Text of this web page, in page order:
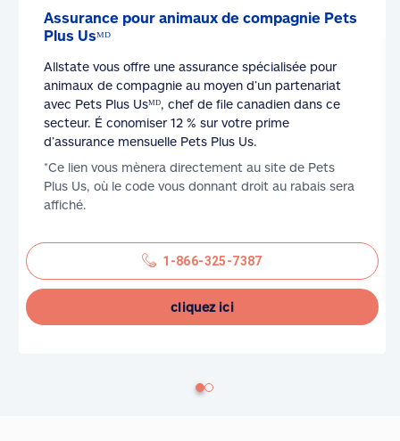
Assurance pour animaux de compagnie Pets
Plus Usᴹᴰ
Allstate vous offre une assurance spécialisée pour
animaux de compagnie au moyen d’un partenariat
avec Pets Plus Usᴹᴰ, chef de file canadien dans ce
secteur. É conomiser 12 % sur votre prime
d’assurance mensuelle Pets Plus Us.
*Ce lien vous mènera directement au site de Pets
Plus Us, où le code vous donnant droit au rabais sera
affiché.
1-866-325-7387
cliquez ici